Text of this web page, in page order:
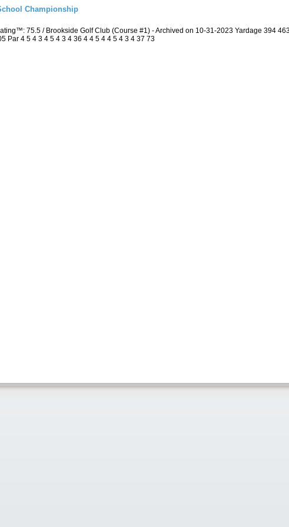
Championship
75.5 / Brookside Golf Club (Course #1) - Archived on 10-31-2023 Yardage 394
Par 4 5 4 3 4 5 4 3 4 36 4 4 5 4 4 5 4 3 4 37 73